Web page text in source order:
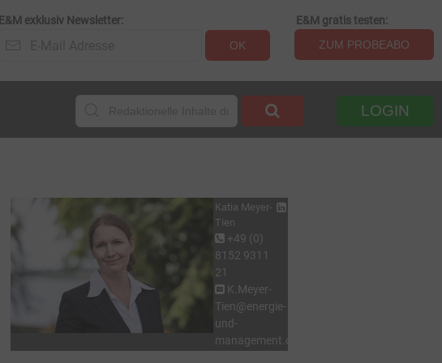
E&M exklusiv Newsletter:
OK
E&M gratis testen:
ZUM PROBEABO
LOGIN
Katia Meyer-
Tien
+49 (0)
8152 9311
21
K.Meyer-
Tien@energie-
und-
management.de